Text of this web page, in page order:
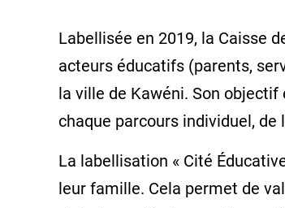
Labellisée en 2019, la Caisse
acteurs éducatifs (parents,
la ville de Kawéni. Son objectif
chaque parcours individuel, de
La labellisation « Cité
leur famille. Cela permet de